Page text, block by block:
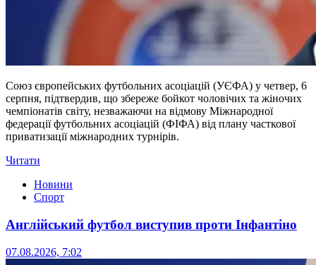
Союз європейських футбольних асоціацій (УЄФА) у четвер, 6
серпня, підтвердив, що збереже бойкот чоловічих та жіночих
чемпіонатів світу, незважаючи на відмову Міжнародної
федерації футбольних асоціацій (ФІФА) від плану часткової
приватизації міжнародних турнірів.
Читати
Новини
Спорт
Англійський футбол виступив проти Інфантіно
07.08.2026, 7:02